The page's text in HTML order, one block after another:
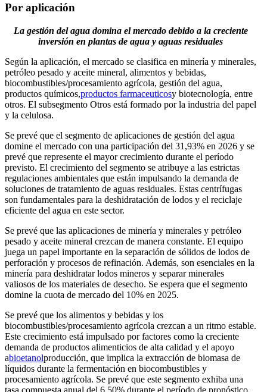
Por aplicación
La gestión del agua domina el mercado debido a la creciente
inversión en plantas de agua y aguas residuales
Según la aplicación, el mercado se clasifica en minería y minerales,
petróleo pesado y aceite mineral, alimentos y bebidas,
biocombustibles/procesamiento agrícola, gestión del agua,
productos químicos,productos farmaceuticosy biotecnología, entre
otros. El subsegmento Otros está formado por la industria del papel
y la celulosa.
Se prevé que el segmento de aplicaciones de gestión del agua
domine el mercado con una participación del 31,93% en 2026 y se
prevé que represente el mayor crecimiento durante el período
previsto. El crecimiento del segmento se atribuye a las estrictas
regulaciones ambientales que están impulsando la demanda de
soluciones de tratamiento de aguas residuales. Estas centrífugas
son fundamentales para la deshidratación de lodos y el reciclaje
eficiente del agua en este sector.
Se prevé que las aplicaciones de minería y minerales y petróleo
pesado y aceite mineral crezcan de manera constante. El equipo
juega un papel importante en la separación de sólidos de lodos de
perforación y procesos de refinación. Además, son esenciales en la
minería para deshidratar lodos mineros y separar minerales
valiosos de los materiales de desecho. Se espera que el segmento
domine la cuota de mercado del 10% en 2025.
Se prevé que los alimentos y bebidas y los
biocombustibles/procesamiento agrícola crezcan a un ritmo estable.
Este crecimiento está impulsado por factores como la creciente
demanda de productos alimenticios de alta calidad y el apoyo
abioetanolproducción, que implica la extracción de biomasa de
líquidos durante la fermentación en biocombustibles y
procesamiento agrícola. Se prevé que este segmento exhiba una
tasa compuesta anual del 6,50% durante el período de pronóstico.